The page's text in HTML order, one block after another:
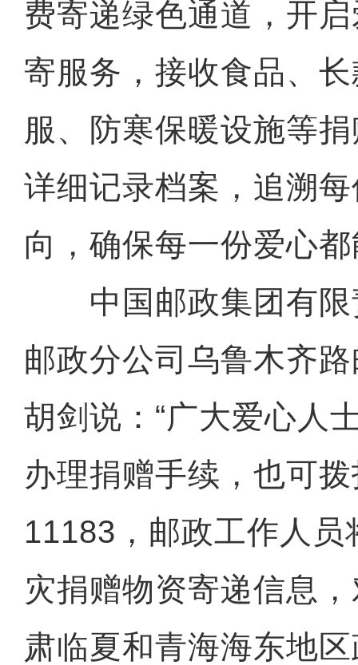
费寄递绿色通道，开
寄服务，接收食品、
服、防寒保暖设施等
详细记录档案，追溯
向，确保每一份爱心
中国邮政集团有限
邮政分公司乌鲁木齐
胡剑说：“广大爱心人
办理捐赠手续，也可
11183，邮政工作人员
灾捐赠物资寄递信息
肃临夏和青海海东地